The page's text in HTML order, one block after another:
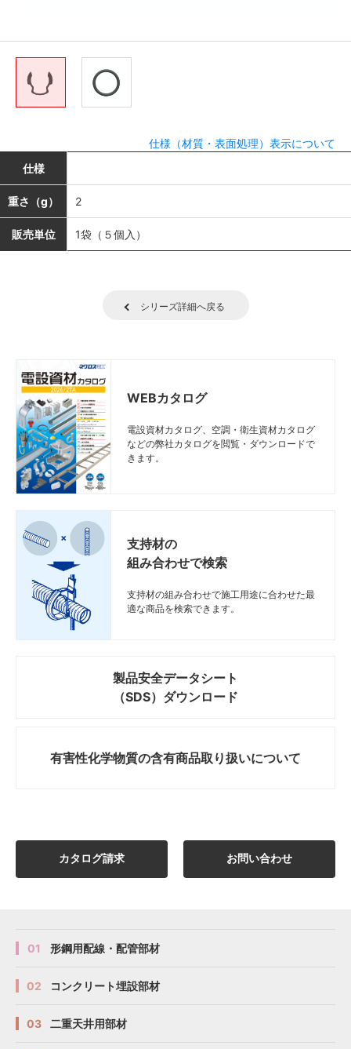
仕様（材質・表面処理）表示について
仕様
重さ（g） 2
販売単位 1袋（５個入）
シリーズ詳細へ戻る
WEBカタログ
電設資材カタログ、空調・衛生資材カタログ
などの弊社カタログを閲覧・ダウンロードで
きます。
支持材の
組み合わせで検索
支持材の組み合わせで施工用途に合わせた最
適な商品を検索できます。
製品安全データシート
（SDS）ダウンロード
有害性化学物質の含有商品取り扱いについて
カタログ請求 お問い合わせ
01 形鋼用配線・配管部材
02 コンクリート埋設部材
03 二重天井用部材